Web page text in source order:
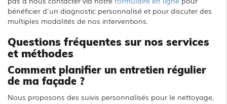
bénéficier d'un diagnostic personnalisé et pour discuter des
multiples modalités de nos interventions.
Questions fréquentes sur nos services
et méthodes
Comment planifier un entretien régulier
de ma façade ?
Nous proposons des suivis personnalisés pour le nettoyage,